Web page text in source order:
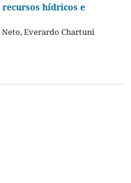
hídricos e
Everardo Chartuni